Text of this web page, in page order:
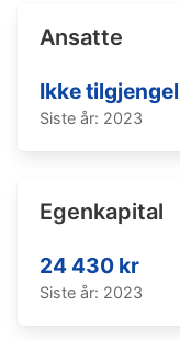
Ansatte
Ikke
Siste år: 2023
Egenkapital
24 430 kr
Siste år: 2023